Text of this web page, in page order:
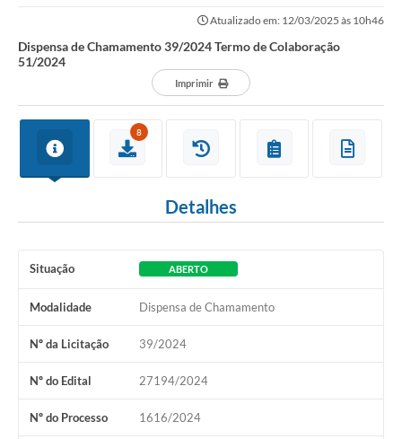
Vagas de Emprego
Secretarias
Ouvidoria
Atualizado em: 12/03/2025 às 10h46
Dispensa de Chamamento 39/2024 Termo de Colaboração
51/2024
Imprimir
8
Detalhes
Situação ABERTO
Modalidade Dispensa de Chamamento
Nº da Licitação 39/2024
Nº do Edital 27194/2024
Nº do Processo 1616/2024